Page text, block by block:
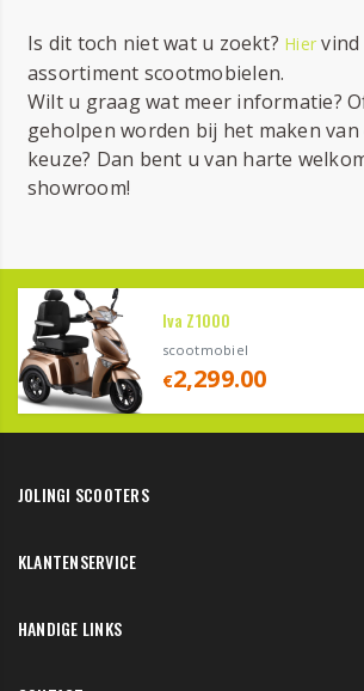
Is dit toch niet wat u zoekt? Hier vind
assortiment scootmobielen.
Wilt u graag wat meer informatie?
geholpen worden bij het maken van
keuze? Dan bent u van harte
showroom!
Iva Z1000
scootmobiel
€2,299.00
JOLINGI SCOOTERS
Onze showroom
KLANTENSERVICE
Verzending en bezorging
HANDIGE LINKS